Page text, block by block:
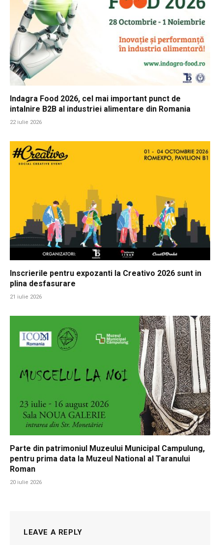
Indagra Food 2026, cel mai important punct de
intalnire B2B al industriei alimentare din Romania
22 iulie 2026
Inscrierile pentru expozanti la Creativo 2026 sunt in
plina desfasurare
21 iulie 2026
Parte din patrimoniul Muzeului Municipal Campulung,
pentru prima data la Muzeul National al Taranului
Roman
20 iulie 2026
LEAVE A REPLY